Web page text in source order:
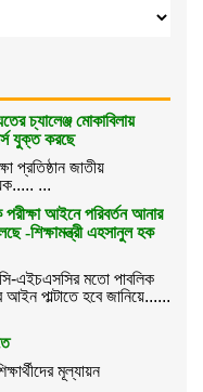
চ্যালেঞ্জ মোকাবিলায়
যুক্ত করছে
প্রতিষ্ঠান জাতীয়
...
পরীক্ষা আইনে পরিবর্তন আনার
-শিক্ষামন্ত্রী এহসানুল হক
এইচএসসির মতো পাবলিক
আইন পাল্টাতে হবে জানিয়ে......
মূল্যায়ন